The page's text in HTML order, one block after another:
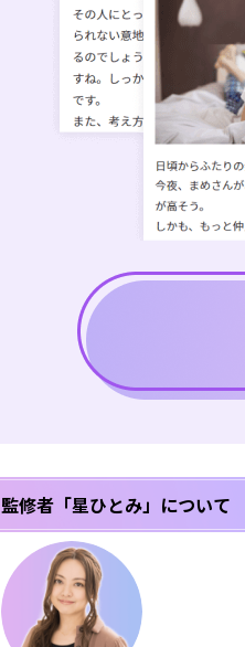
監修者「星ひとみ」について